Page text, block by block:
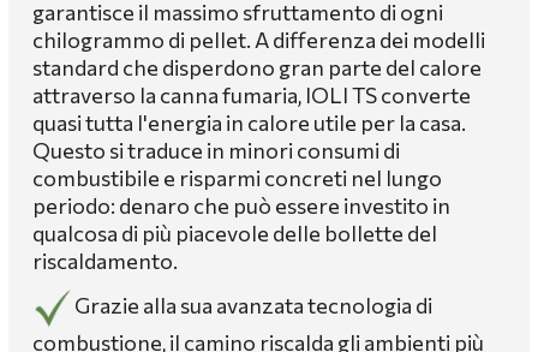
garantisce il massimo sfruttamento di ogni
chilogrammo di pellet. A differenza dei modelli
standard che disperdono gran parte del calore
attraverso la canna fumaria, IOLI TS converte
quasi tutta l'energia in calore utile per la casa.
Questo si traduce in minori consumi di
combustibile e risparmi concreti nel lungo
periodo: denaro che può essere investito in
qualcosa di più piacevole delle bollette del
riscaldamento.
Grazie alla sua avanzata tecnologia di
combustione, il camino riscalda gli ambienti più